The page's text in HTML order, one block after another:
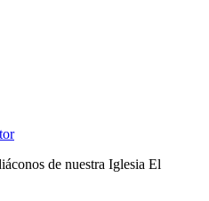
de nuestra Iglesia El